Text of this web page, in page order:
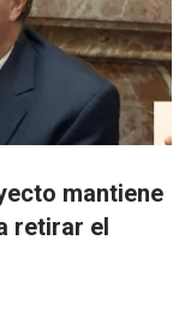
mantiene
retirar el